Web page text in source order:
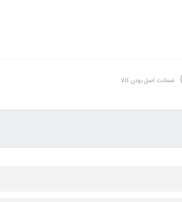
ضمانت اصل بودن کالا